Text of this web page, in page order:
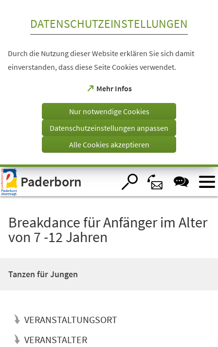
Visuelle
Assistenzsoftware
öffnen.
DATENSCHUTZEINSTELLUNGEN
Durch die Nutzung dieser Website erklären Sie sich damit
einverstanden, dass diese Seite Cookies verwendet.
Mehr Infos
(Öffnet
einem
Tab)
Nur notwendige Cookies
Datenschutzeinstellungen anpassen
Alle Cookies akzeptieren
Paderborn
Breakdance für Anfänger im Alter
von 7 -12 Jahren
Tanzen für Jungen
VERANSTALTUNGSORT
VERANSTALTER